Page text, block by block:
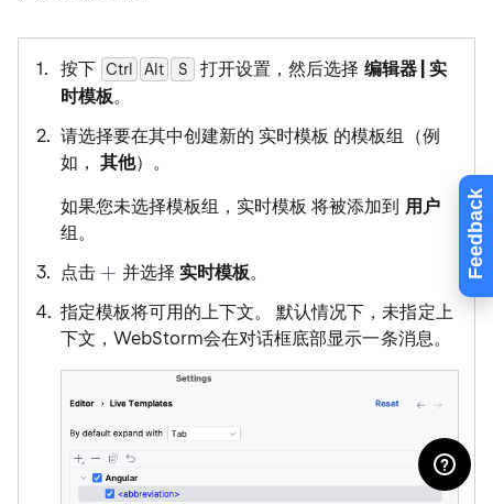
Feedback
按下 Ctrl Alt 0
S 打开设置，然后选择 编辑器 | 实
时模板。
请选择要在其中创建新的 实时模板 的模板组（例
如，其他）。
如果您未选择模板组，实时模板 将被添加到 用户
组。
点击
并选择实时模板。
指定模板将可用的上下文。 默认情况下，未指定上
下文，WebStorm会在对话框底部显示一条消息。